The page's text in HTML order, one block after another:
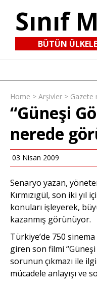
Sınıf
BÜTÜN
Home > Arşivler > Gazete
“Güneşi
nerede
03 Nisan 2009
Senaryo yazan,
Kırmızıgül, son iki yıl
konuları işleyerek,
kazanmış görünüyor.
Türkiye’de 750
giren son filmi
sorunun çıkmazı ile
mücadele anlayışı ve